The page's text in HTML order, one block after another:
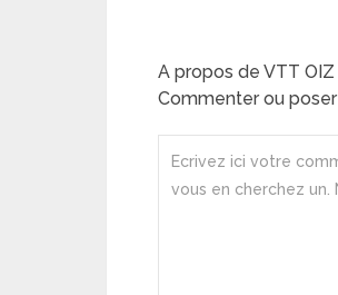
A propos de VTT OIZ
Commenter ou